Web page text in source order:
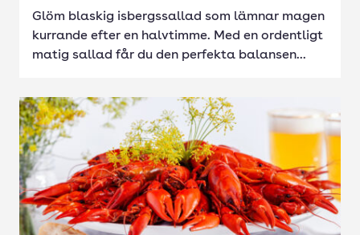
Glöm blaskig isbergssallad som lämnar magen
kurrande efter en halvtimme. Med en ordentligt
matig sallad får du den perfekta balansen...